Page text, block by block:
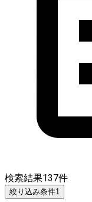
検索結果137件
絞り込み条件1